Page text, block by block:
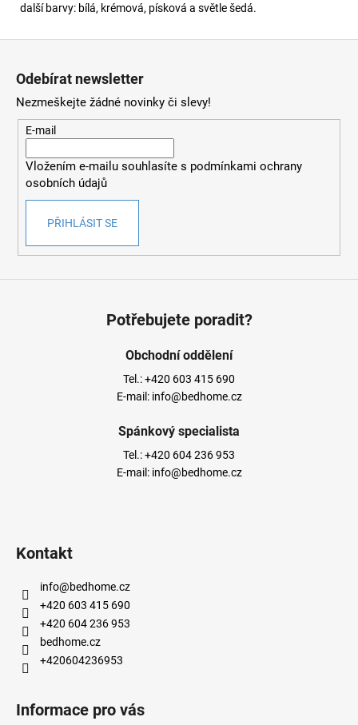
další barvy: bílá, krémová, písková a světle šedá.
Odebírat newsletter
Nezmeškejte žádné novinky či slevy!
E-mail
Vložením e-mailu souhlasíte s podmínkami ochrany
osobních údajů
PŘIHLÁSIT SE
Potřebujete poradit?
Obchodní oddělení
Tel.:+420 603 415 690
E-mail: info@bedhome.cz
Spánkový specialista
Tel.:+420 604 236 953
E-mail: info@bedhome.cz
Kontakt
info@bedhome.cz
+420 603 415 690
+420 604 236 953
bedhome.cz
+420604236953
Informace pro vás